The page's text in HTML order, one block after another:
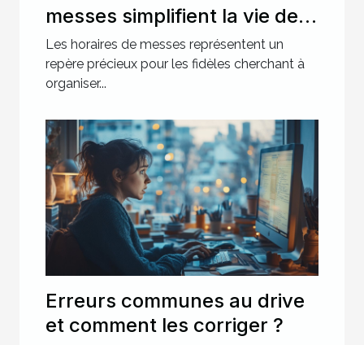
messes simplifient la vie des
pratiquants ?
Les horaires de messes représentent un
repère précieux pour les fidèles cherchant à
organiser...
Erreurs communes au drive
et comment les corriger ?